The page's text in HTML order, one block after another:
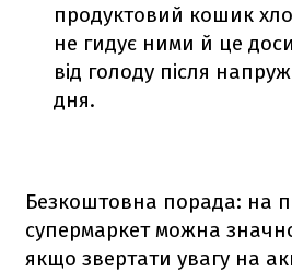
продуктовий кошик
не гидує ними й це
від голоду після
дня.
Безкоштовна порада: на
супермаркет можна
якщо звертати увагу на